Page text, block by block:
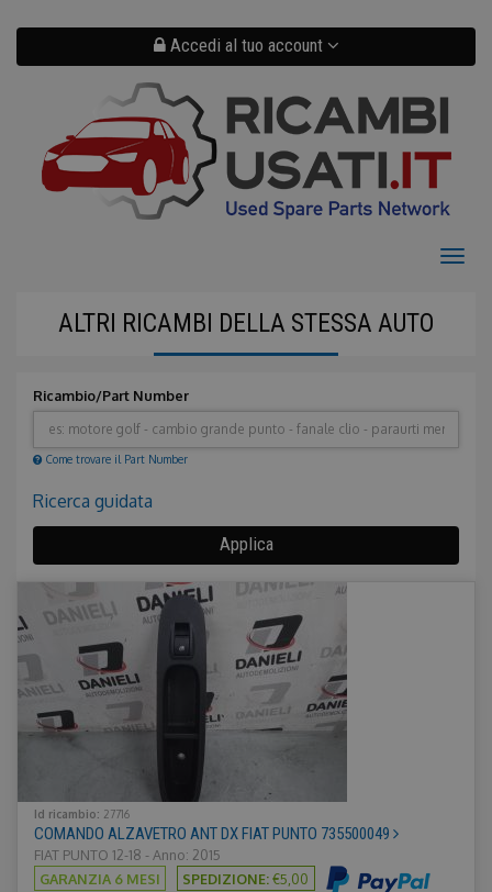
contenuto
Accedi al tuo account
ALTRI RICAMBI DELLA STESSA AUTO
Ricambio/Part Number
Come trovare il Part Number
Nascondi
Ricerca guidata
Applica
Id ricambio: 27716
COMANDO ALZAVETRO ANT DX FIAT PUNTO 735500049
FIAT PUNTO 12-18 - Anno: 2015
GARANZIA 6 MESI
SPEDIZIONE:€5,00